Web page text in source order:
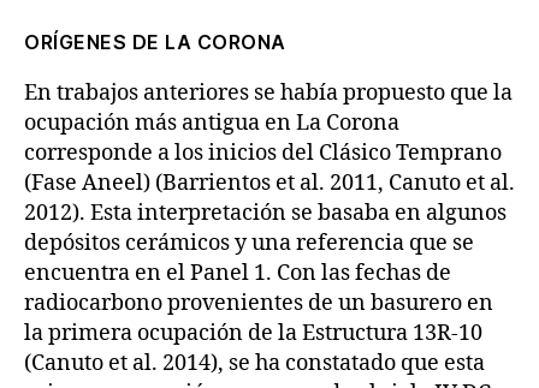
ORÍGENES DE LA CORONA
En trabajos anteriores se había propuesto que la
ocupación más antigua en La Corona
corresponde a los inicios del Clásico Temprano
(Fase Aneel) (Barrientos et al. 2011, Canuto et al.
2012). Esta interpretación se basaba en algunos
depósitos cerámicos y una referencia que se
encuentra en el Panel 1. Con las fechas de
radiocarbono provenientes de un basurero en
la primera ocupación de la Estructura 13R-10
(Canuto et al. 2014), se ha constatado que esta